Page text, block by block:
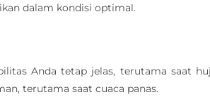
dalam kondisi optimal.
Anda tetap jelas, terutama saat
terutama saat cuaca panas.